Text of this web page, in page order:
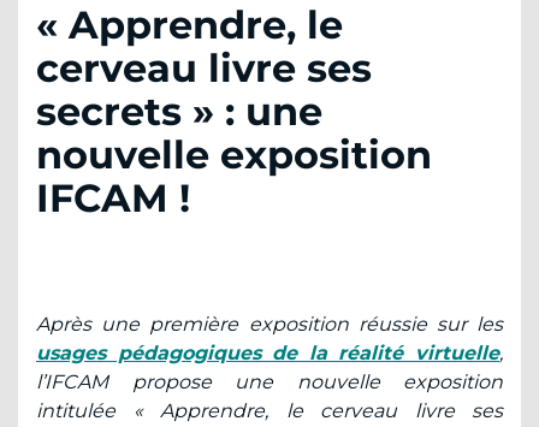
« Apprendre, le
cerveau livre ses
secrets » : une
nouvelle exposition
IFCAM !
Après une première exposition réussie sur les
usages pédagogiques de la réalité virtuelle,
l’IFCAM propose une nouvelle exposition
intitulée « Apprendre, le cerveau livre ses